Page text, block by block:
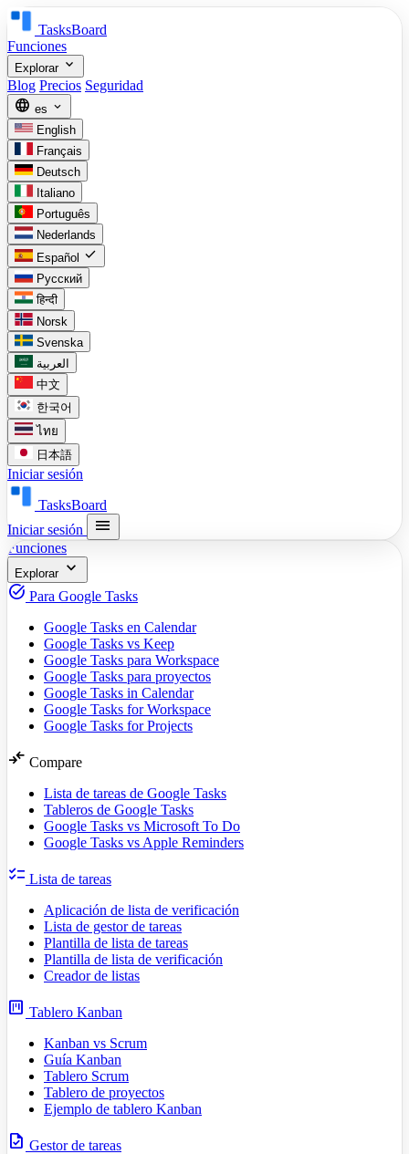
TasksBoard
Funciones
Explorar expand_more
Blog Precios Seguridad
language es expand_more
English
Français
Deutsch
Italiano
Português
Nederlands
Español check
Русский
हिन्दी
Norsk
Svenska
العربية
中文
한국어
ไทย
日本語
Iniciar sesión
TasksBoard
Iniciar sesión
menu
Funciones
Explorar expand_more
task_alt Para Google Tasks
Google Tasks en Calendar
Google Tasks vs Keep
Google Tasks para Workspace
Google Tasks para proyectos
Google Tasks in Calendar
Google Tasks for Workspace
Google Tasks for Projects
compare_arrows Compare
Lista de tareas de Google Tasks
Tableros de Google Tasks
Google Tasks vs Microsoft To Do
Google Tasks vs Apple Reminders
checklist Lista de tareas
Aplicación de lista de verificación
Lista de gestor de tareas
Plantilla de lista de tareas
Plantilla de lista de verificación
Creador de listas
view_kanban Tablero Kanban
Kanban vs Scrum
Guía Kanban
Tablero Scrum
Tablero de proyectos
Ejemplo de tablero Kanban
task Gestor de tareas